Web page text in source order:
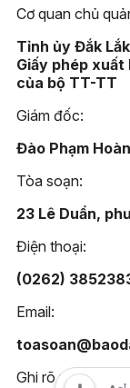
Cơ quan chủ
Tỉnh ủy Đắk Lắk
Giấy phép xuất
của bộ TT-TT
Giám đốc:
Đào Phạm
Tòa soạn:
23 Lê Duẩn,
Điện thoại:
(0262)
Email:
Ghi rõ nguồn